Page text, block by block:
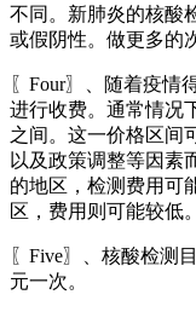
不同。新肺炎的核酸
或假阴性。做更多的
〖Four〗、随着疫情
进行收费。通常情况
之间。这一价格区间
以及政策调整等因素
的地区，检测费用可
区，费用则可能较低。
〖Five〗、核酸检测
元一次。